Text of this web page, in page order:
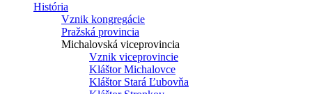
História
Vznik kongregácie
Pražská provincia
Michalovská viceprovincia
Vznik viceprovincie
Kláštor Michalovce
Kláštor Stará Ľubovňa